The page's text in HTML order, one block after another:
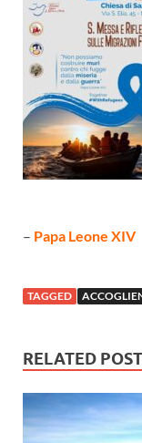
– Papa Leone XIV
TAGGED
RELATED